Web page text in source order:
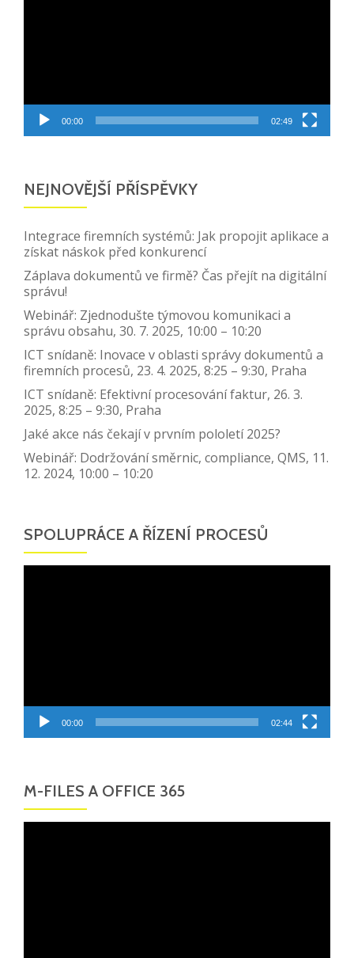
00:00 02:49
NEJNOVĚJŠÍ PŘÍSPĚVKY
Integrace firemních systémů: Jak propojit aplikace a
získat náskok před konkurencí
Záplava dokumentů ve firmě? Čas přejít na digitální
správu!
Webinář: Zjednodušte týmovou komunikaci a
správu obsahu, 30. 7. 2025, 10:00 – 10:20
ICT snídaně: Inovace v oblasti správy dokumentů a
firemních procesů, 23. 4. 2025, 8:25 – 9:30, Praha
ICT snídaně: Efektivní procesování faktur, 26. 3.
2025, 8:25 – 9:30, Praha
Jaké akce nás čekají v prvním pololetí 2025?
Webinář: Dodržování směrnic, compliance, QMS, 11.
12. 2024, 10:00 – 10:20
SPOLUPRÁCE A ŘÍZENÍ PROCESŮ
00:00 02:44
M-FILES A OFFICE 365